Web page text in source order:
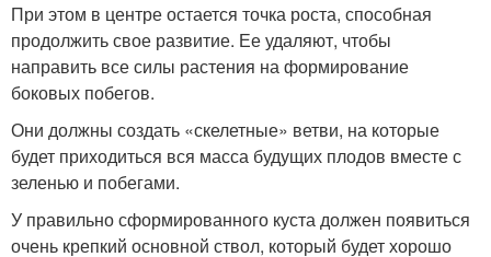
При этом в центре остается точка роста, способная
продолжить свое развитие. Ее удаляют, чтобы
направить все силы растения на формирование
боковых побегов.
Они должны создать «скелетные» ветви, на которые
будет приходиться вся масса будущих плодов вместе с
зеленью и побегами.
У правильно сформированного куста должен появиться
очень крепкий основной ствол, который будет хорошо